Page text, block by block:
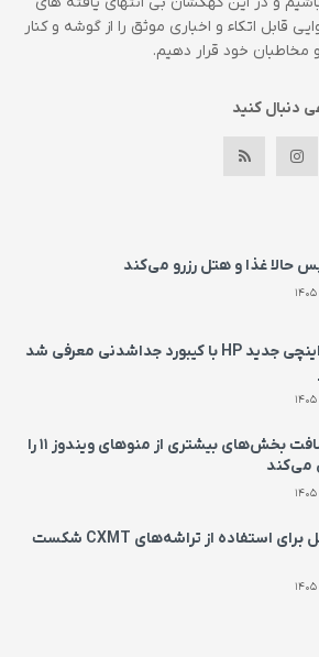
قابل اتکاء و اخباری موثق را از گوشه و کنار
و مخاطبان خود قرار دهیم.
دنبال کنید
حالا غذا و هتل رزرو می‌کند
تبلت ۱۲ اینچی جدید HP با کیبورد جداشدنی معرفی شد
مایکروسافت بخش‌های بیشتری از منوهای ویندوز ۱۱ را
می‌کند
نقشه اپل برای استفاده از تراشه‌های CXMT شکست